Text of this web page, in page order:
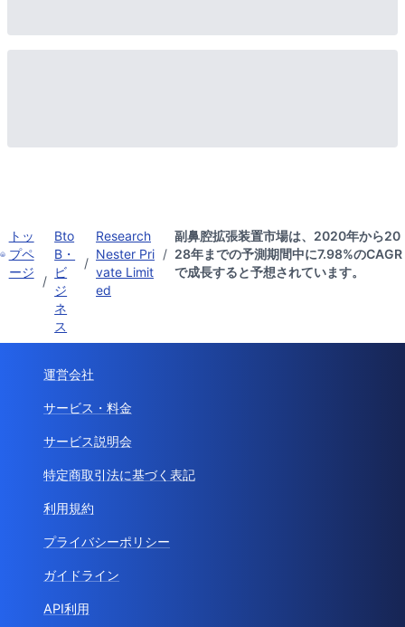
トッ
プペ
ージ
/
Bto
B・
ビ
ジ
ネ
ス
/
Research
Nester Pri
vate Limit
ed
/
副鼻腔拡張装置市場は、2020年から20
28年までの予測期間中に7.98%のCAGR
で成長すると予想されています。
運営会社
サービス・料金
サービス説明会
特定商取引法に基づく表記
利用規約
プライバシーポリシー
ガイドライン
API利用